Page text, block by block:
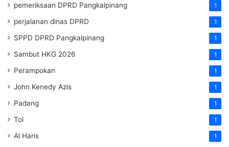
pemeriksaan DPRD Pangkalpinang 1
perjalanan dinas DPRD 1
SPPD DPRD Pangkalpinang 1
Sambut HKG 2026 1
Perampokan 1
John Kenedy Azis 1
Padang 1
Tol 1
Al Haris 1